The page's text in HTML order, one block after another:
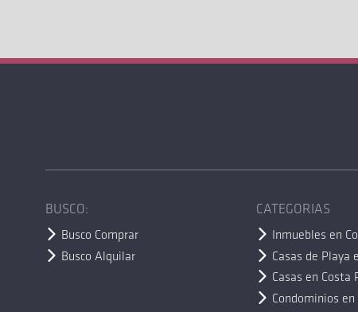
BUSCO:
Busco Comprar
Busco Alquilar
CATEGORIAS
Inmuebles en
Casas de Playa
Casas en Costa
Condominios en